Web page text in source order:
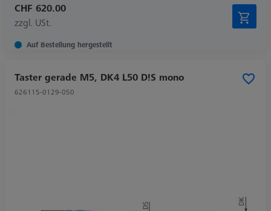
CHF 620.00
zzgl. USt.
Auf Bestellung hergestellt
Taster gerade M5, DK4 L50 D!S mono
626115-0129-050